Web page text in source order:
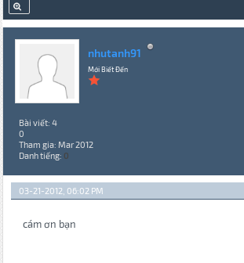
nhutanh91
Mới Biết Đến
Bài viết: 4
0
Tham gia: Mar 2012
Danh tiếng: 0
03-21-2012, 06:02 PM
cám ơn bạn